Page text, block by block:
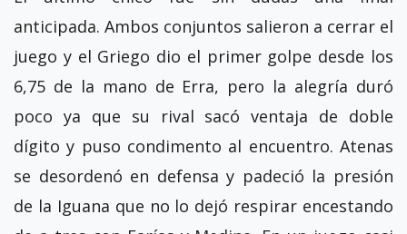
anticipada. Ambos conjuntos salieron a cerrar el
juego y el Griego dio el primer golpe desde los
6,75 de la mano de Erra, pero la alegría duró
poco ya que su rival sacó ventaja de doble
dígito y puso condimento al encuentro. Atenas
se desordenó en defensa y padeció la presión
de la Iguana que no lo dejó respirar encestando